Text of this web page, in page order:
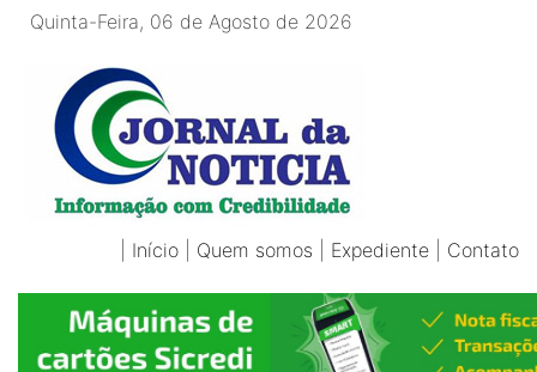
Quinta-Feira, 06 de Agosto de 2026
Início Quem somos Expediente Contato